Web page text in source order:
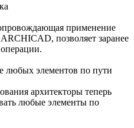
применение
позволяет заранее
любых элементов по пути
архитекторы теперь
любые элементы по